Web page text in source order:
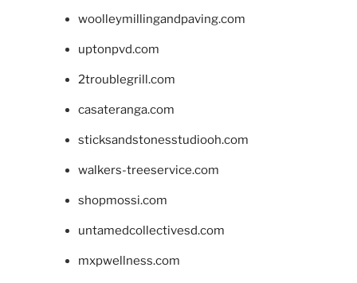
woolleymillingandpaving.com
uptonpvd.com
2troublegrill.com
casateranga.com
sticksandstonesstudiooh.com
walkers-treeservice.com
shopmossi.com
untamedcollectivesd.com
mxpwellness.com